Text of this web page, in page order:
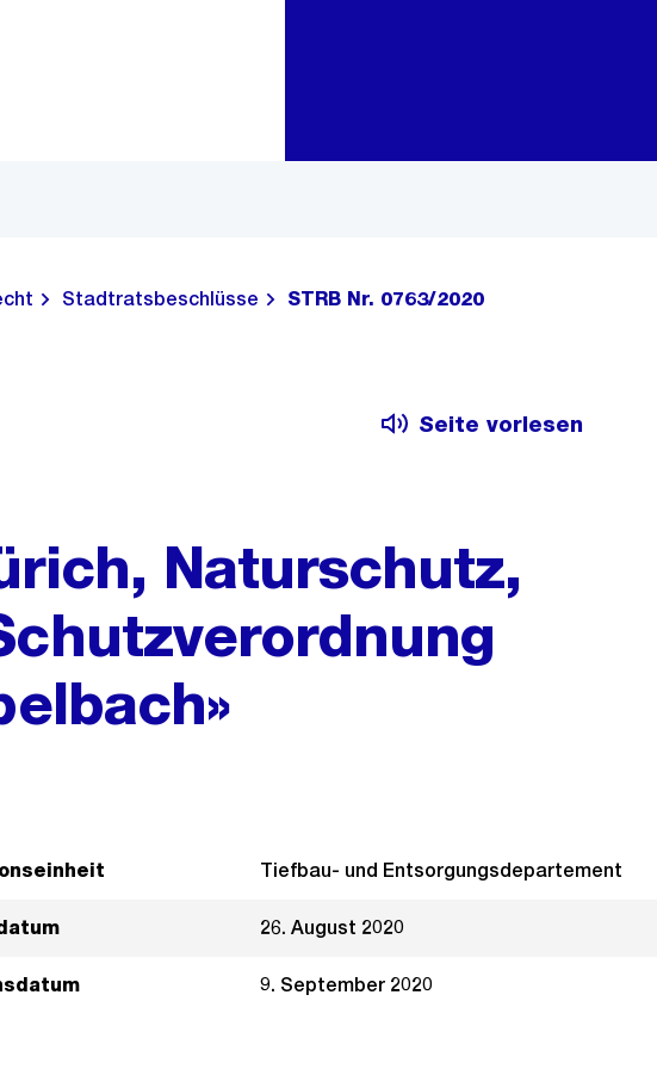
Stadtratsbeschlüsse STRB Nr. 0763/2020
Seite vorlesen
Naturschutz,
Tiefbau- und Entsorgungsdepartement
26. August 2020
9. September 2020